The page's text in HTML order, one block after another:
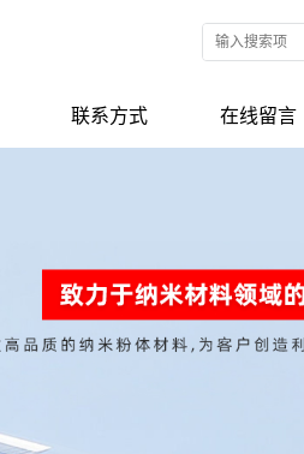
联系方式 在线留言